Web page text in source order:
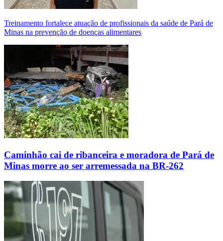
Treinamento fortalece atuação de profissionais da saúde de Pará de
Minas na prevenção de doenças alimentares
Caminhão cai de ribanceira e moradora de Pará de
Minas morre ao ser arremessada na BR-262